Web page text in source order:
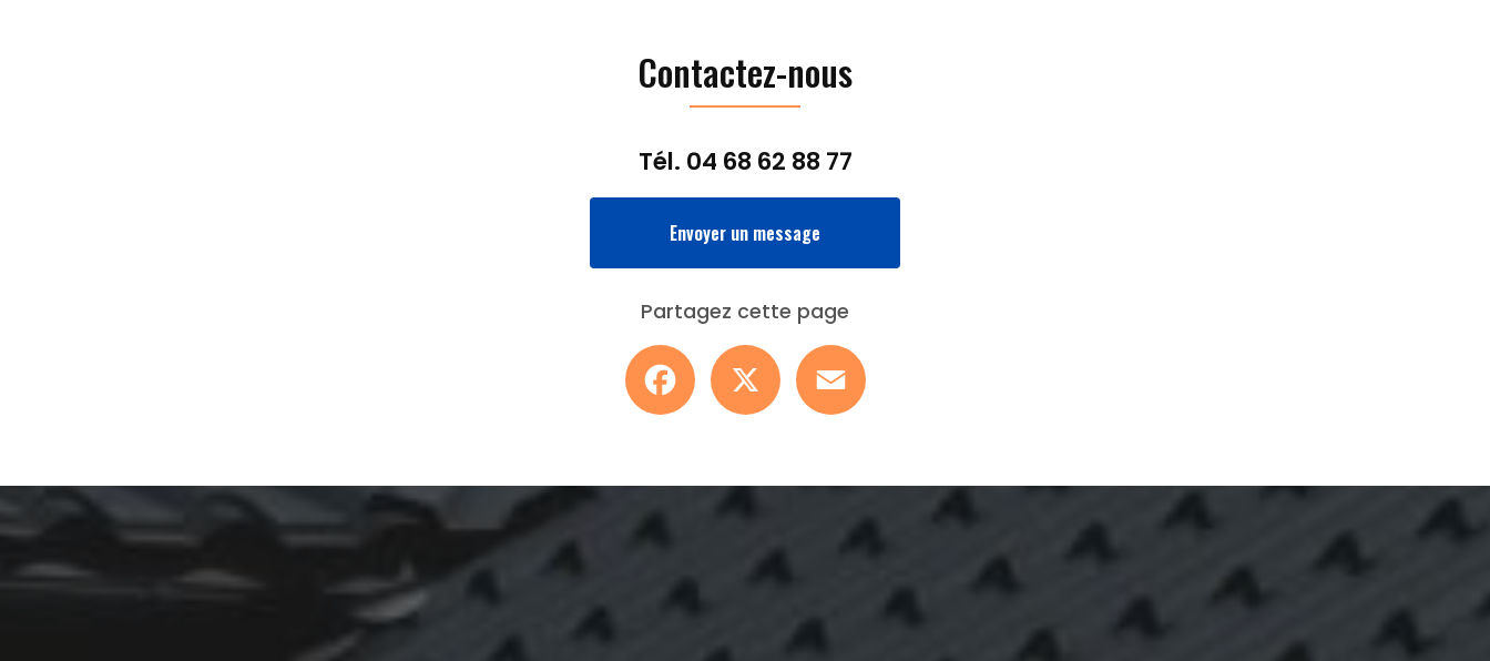
Contactez-nous
Tél. 04 68 62 88 77
Envoyer un message
Partagez cette page
Facebook